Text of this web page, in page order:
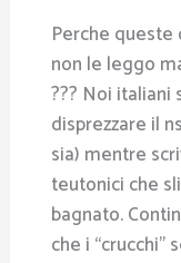
Perche queste
non le leggo
??? Noi italiani
disprezzare il
sia) mentre
teutonici che
bagnato.
che i “crucchi”